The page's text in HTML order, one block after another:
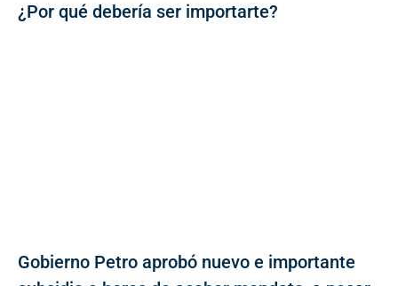
¿Por qué debería ser importarte?
Gobierno Petro aprobó nuevo e importante